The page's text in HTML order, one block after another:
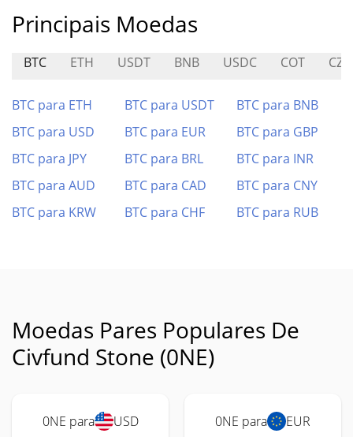
Principais Moedas
BTC ETH USDT BNB USDC COT
BTC para ETH BTC para USDT
BTC para BNB
BTC para USD
BTC para EUR
BTC para GBP
BTC para JPY
BTC para BRL
BTC para INR
BTC para AUD
BTC para CAD
BTC para CNY
BTC para KRW
BTC para CHF BTC para RUB
Moedas Pares Populares De
Civfund Stone (0NE)
0NE para USD 0NE para EUR